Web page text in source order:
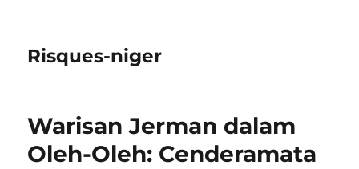
Risques-niger
Warisan Jerman dalam
Oleh-Oleh: Cenderamata